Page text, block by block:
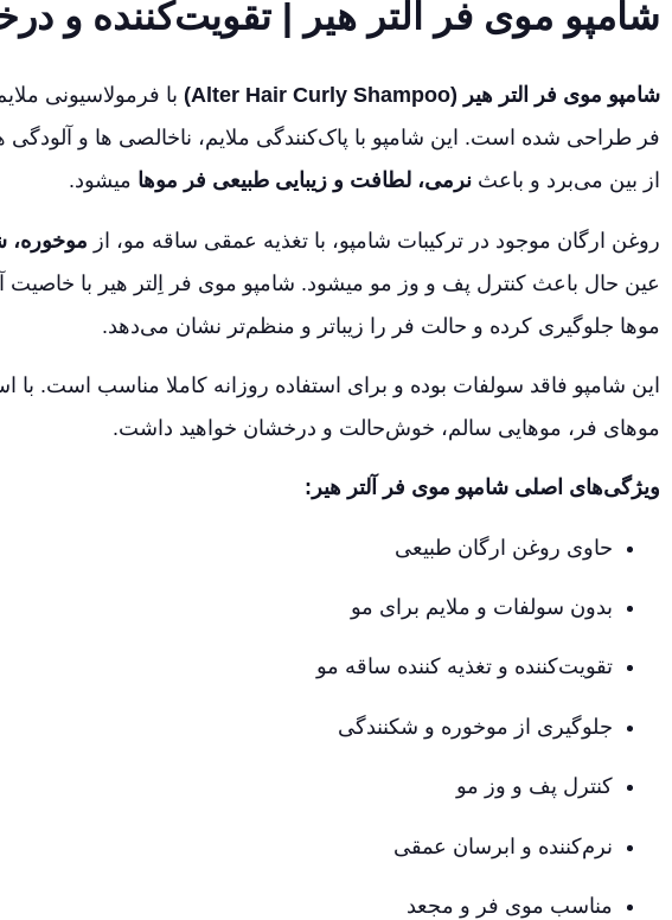
شامپو موی فر التر هیر | تقویت‌کننده و
شامپو موی فر التر هیر (Alter Hair Curly Shampoo)
با فرمولاسیونی
فر طراحی شده است. این شامپو با پاک‌کنندگی ملایم، ناخالصی‌ ها و
از بین می‌برد و باعث نرمی، لطافت و زیبایی طبیعی فر موها میشود.
روغن ارگان موجود در ترکیبات شامپو، با تغذیه عمقی ساقه مو، از
عین حال باعث کنترل پف و وز مو میشود. شامپو موی فر اِلتر هیر با خاصیت
موها جلوگیری کرده و حالت فر را زیباتر و منظم‌تر نشان می‌دهد.
این شامپو فاقد سولفات بوده و برای استفاده روزانه کاملا مناسب است. با
موهای فر، موهایی سالم، خوش‌حالت و درخشان خواهید داشت.
ویژگی‌های اصلی شامپو موی فر آلتر هیر:
حاوی روغن ارگان طبیعی
بدون سولفات و ملایم برای مو
تقویت‌کننده و تغذیه‌ کننده ساقه مو
جلوگیری از موخوره و شکنندگی
کنترل پف و وز مو
نرم‌کننده و ابرسان عمقی
مناسب موی فر و مجعد